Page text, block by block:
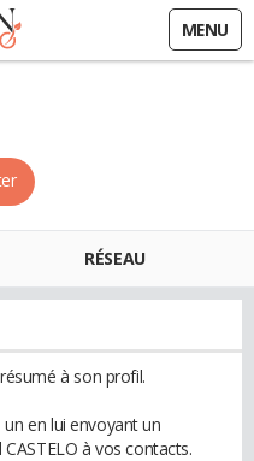
MENU
RÉSEAU
à son profil.
en lui envoyant un
à vos contacts.